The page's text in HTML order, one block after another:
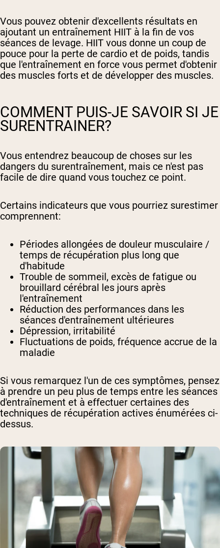
Vous pouvez obtenir d'excellents résultats en
ajoutant un entraînement HIIT à la fin de vos
séances de levage. HIIT vous donne un coup de
pouce pour la perte de cardio et de poids, tandis
que l'entraînement en force vous permet d'obtenir
des muscles forts et de développer des muscles.
COMMENT PUIS-JE SAVOIR SI JE
SURENTRAINER?
Vous entendrez beaucoup de choses sur les
dangers du surentraînement, mais ce n'est pas
facile de dire quand vous touchez ce point.
Certains indicateurs que vous pourriez surestimer
comprennent:
Périodes allongées de douleur musculaire /
temps de récupération plus long que
d'habitude
Trouble de sommeil, excès de fatigue ou
brouillard cérébral les jours après
l'entraînement
Réduction des performances dans les
séances d'entraînement ultérieures
Dépression, irritabilité
Fluctuations de poids, fréquence accrue de la
maladie
Si vous remarquez l'un de ces symptômes, pensez
à prendre un peu plus de temps entre les séances
d'entraînement et à effectuer certaines des
techniques de récupération actives énumérées ci-
dessus.